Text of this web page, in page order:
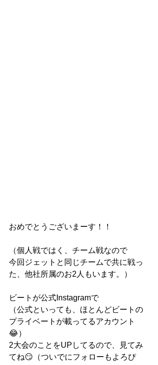
おめでとうございまーす！！
（個人戦ではく、チーム戦なので
今回ジェットと同じチームで共に戦っ
た、他社所属のお2人もいます。）
ビートが公式Instagramで
（公式といっても、ほとんどビートの
プライベートが載ってるアカウント
😂）
2大会のことをUPしてるので、見てみ
てね😏（ついでにフォローもよろぴ